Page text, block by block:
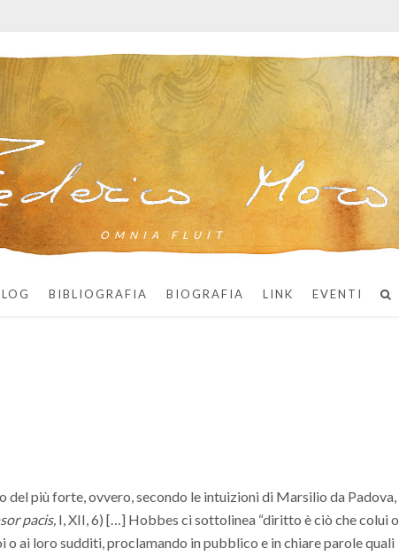
OMNIA FLUIT
BIBLIOGRAFIA BIOGRAFIA LINK EVENTI
più forte, ovvero, secondo le intuizioni di Marsilio da Padova,
pacis, I, XII, 6) […] Hobbes ci sottolinea “diritto è ciò che colui o
ai loro sudditi, proclamando in pubblico e in chiare parole quali